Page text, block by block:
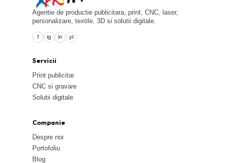
Agentie de productie publicitara, print, CNC, laser,
personalizare, textile, 3D si solutii digitale.
f ig in yt
Servicii
Print publicitar
CNC si gravare
Solutii digitale
Companie
Despre noi
Portofoliu
Blog